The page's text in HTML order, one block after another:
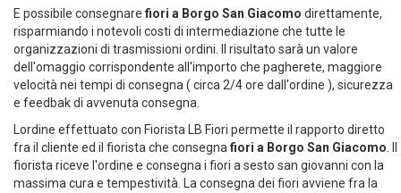
E possibile consegnare fiori a Borgo San Giacomo direttamente,
risparmiando i notevoli costi di intermediazione che tutte le
organizzazioni di trasmissioni ordini. Il risultato sarà un valore
dell'omaggio corrispondente all'importo che pagherete, maggiore
velocità nei tempi di consegna ( circa 2/4 ore dall'ordine ), sicurezza
e feedbak di avvenuta consegna.
Lordine effettuato con Fiorista LB Fiori permette il rapporto diretto
fra il cliente ed il fiorista che consegnafiori a Borgo San Giacomo. Il
fiorista riceve l'ordine e consegna i fiori a sesto san giovanni con la
massima cura e tempestività. La consegna dei fiori avviene fra la